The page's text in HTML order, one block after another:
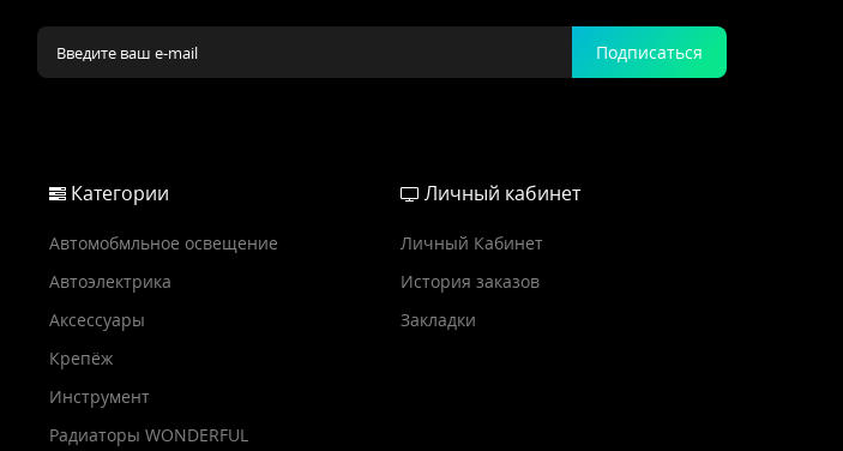
Подписаться
Категории
Автомобмльное освещение
Автоэлектрика
Аксессуары
Крепёж
Инструмент
Радиаторы WONDERFUL
Личный кабинет
Личный Кабинет
История заказов
Закладки